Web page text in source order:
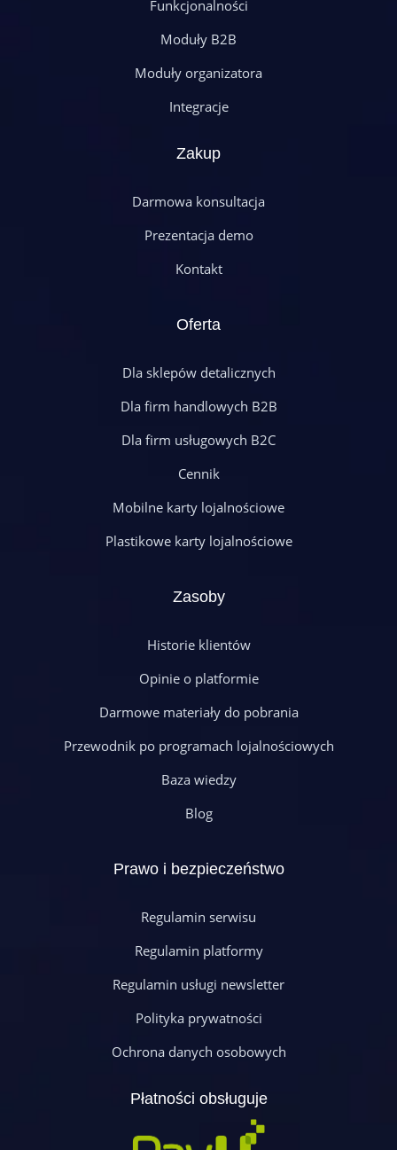
Funkcjonalności
Moduły B2B
Moduły organizatora
Integracje
Zakup
Darmowa konsultacja
Prezentacja demo
Kontakt
Oferta
Dla sklepów detalicznych
Dla firm handlowych B2B
Dla firm usługowych B2C
Cennik
Mobilne karty lojalnościowe
Plastikowe karty lojalnościowe
Zasoby
Historie klientów
Opinie o platformie
Darmowe materiały do pobrania
Przewodnik po programach lojalnościowych
Baza wiedzy
Blog
Prawo i bezpieczeństwo
Regulamin serwisu
Regulamin platformy
Regulamin usługi newsletter
Polityka prywatności
Ochrona danych osobowych
Płatności obsługuje